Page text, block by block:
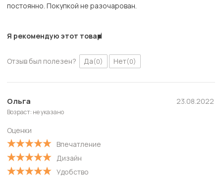
постоянно. Покупкой не разочарован.
Я рекомендую этот товар
Отзыв был полезен? Да(0) Нет(0)
Ольга
Возраст: не указано
Оценки
Впечатление
Дизайн
Удобство
23.08.2022